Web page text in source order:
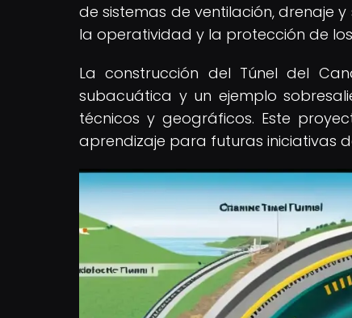
de sistemas de ventilación, drenaje
la operatividad y la protección de
La construcción del Túnel del
subacuática y un ejemplo
técnicos y geográficos. Este
aprendizaje para futuras iniciativas